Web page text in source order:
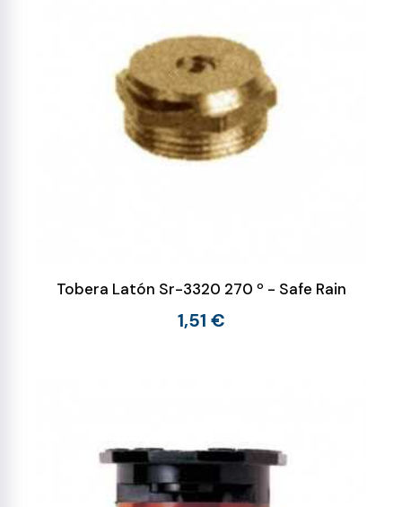
Tobera Latón Sr-3320 270 º - Safe Rain
1,51 €